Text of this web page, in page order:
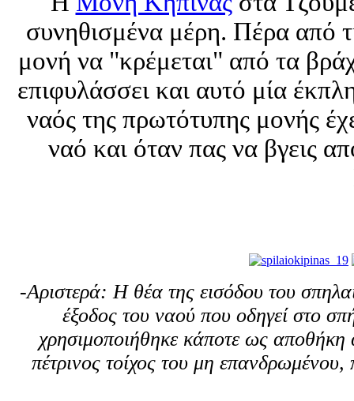
συνηθισμένα μέρη. Πέρα από
μονή να "κρέμεται" από τα
επιφυλάσσει και αυτό μία
ναός της πρωτότυπης μονής
ναό και όταν πας να βγεις
-Αριστερά: Η θέα της εισόδου του
έξοδος του ναού που οδηγεί στο
χρησιμοποιήθηκε κάποτε ως
πέτρινος τοίχος του μη